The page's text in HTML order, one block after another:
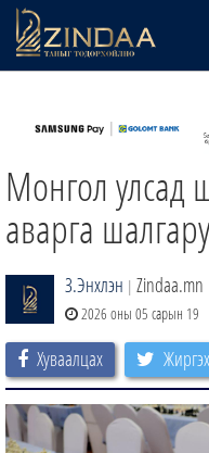
ТВ8
ӨГЛӨӨНИЙ СОНИН
ЗИНДАА СЭТГҮҮЛ
Монгол улсад
аварга
З.Энхлэн | Zindaa.mn
2026 оны 05 сарын 19
Хуваалцах Жиргэх